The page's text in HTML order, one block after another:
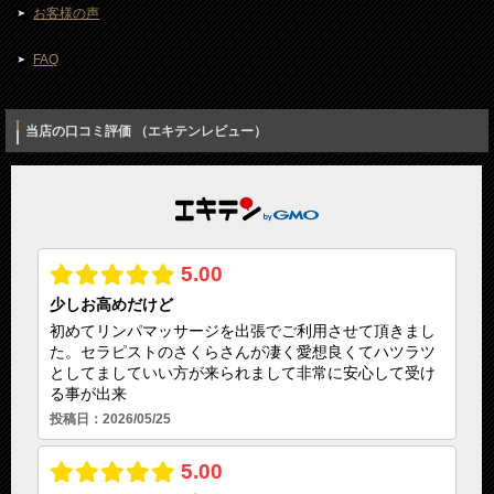
お客様の声
FAQ
当店の口コミ評価 （エキテンレビュー）